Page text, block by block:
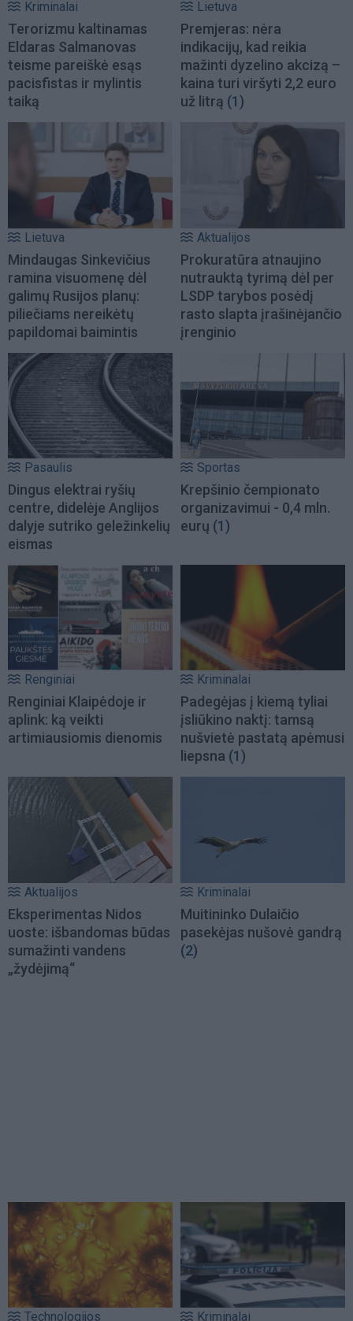
Kriminalai
Terorizmu kaltinamas
Eldaras Salmanovas
teisme pareiškė esąs
pacisfistas ir mylintis
taiką
Lietuva
Premjeras: nėra
indikacijų, kad reikia
mažinti dyzelino akcizą –
kaina turi viršyti 2,2 euro
už litrą (1)
Lietuva
Mindaugas Sinkevičius
ramina visuomenę dėl
galimų Rusijos planų:
piliečiams nereikėtų
papildomai baimintis
Aktualijos
Prokuratūra atnaujino
nutrauktą tyrimą dėl per
LSDP tarybos posėdį
rasto slapta įrašinėjančio
įrenginio
Pasaulis
Dingus elektrai ryšių
centre, didelėje Anglijos
dalyje sutriko geležinkelių
eismas
Sportas
Krepšinio čempionato
organizavimui - 0,4 mln.
eurų (1)
Renginiai
Renginiai Klaipėdoje ir
aplink: ką veikti
artimiausiomis dienomis
Kriminalai
Padegėjas į kiemą tyliai
įsliūkino naktį: tamsą
nušvietė pastatą apėmusi
liepsna (1)
Aktualijos
Eksperimentas Nidos
uoste: išbandomas būdas
sumažinti vandens
„žydėjimą“
Kriminalai
Muitininko Dulaičio
pasekėjas nušovė gandrą
(2)
Technologijos Kriminalai